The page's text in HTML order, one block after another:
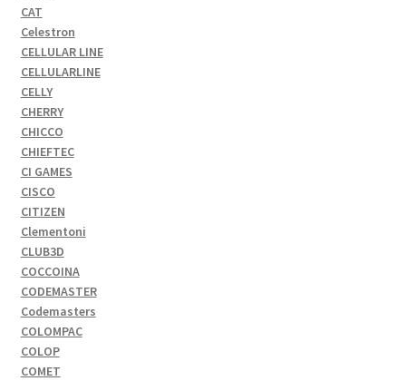
CAT
Celestron
CELLULAR LINE
CELLULARLINE
CELLY
CHERRY
CHICCO
CHIEFTEC
CI GAMES
CISCO
CITIZEN
Clementoni
CLUB3D
COCCOINA
CODEMASTER
Codemasters
COLOMPAC
COLOP
COMET